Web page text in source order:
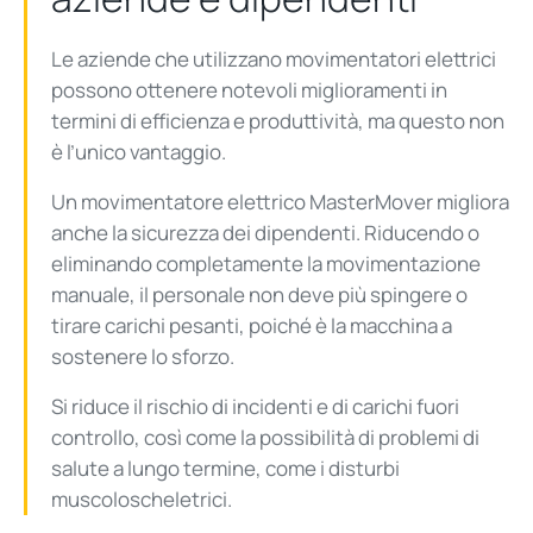
Le aziende che utilizzano movimentatori elettrici
possono ottenere notevoli miglioramenti in
termini di efficienza e produttività, ma questo non
è l’unico vantaggio.
Un movimentatore elettrico MasterMover migliora
anche la sicurezza dei dipendenti. Riducendo o
eliminando completamente la movimentazione
manuale, il personale non deve più spingere o
tirare carichi pesanti, poiché è la macchina a
sostenere lo sforzo.
Si riduce il rischio di incidenti e di carichi fuori
controllo, così come la possibilità di problemi di
salute a lungo termine, come i disturbi
muscoloscheletrici.